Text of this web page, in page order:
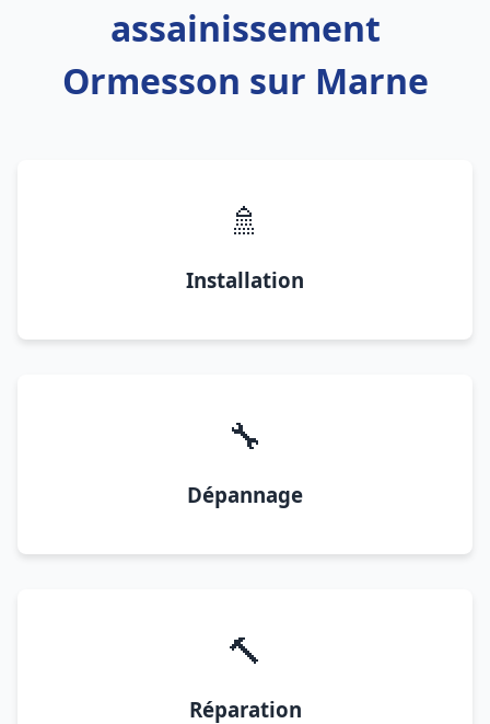
assainissement
Ormesson sur Marne
🚿
Installation
🔧
Dépannage
🔨
Réparation